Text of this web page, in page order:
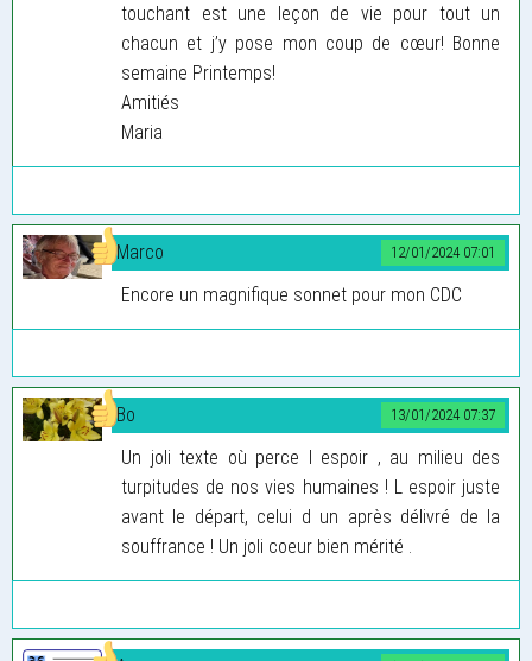
touchant est une leçon de vie pour tout un
chacun et j’y pose mon coup de cœur! Bonne
semaine Printemps!
Amitiés
Maria
12/01/2024 07:01
Marco
Encore un magnifique sonnet pour mon CDC
13/01/2024 07:37
Bo
Un joli texte où perce l espoir , au milieu des
turpitudes de nos vies humaines ! L espoir juste
avant le départ, celui d un après délivré de la
souffrance ! Un joli coeur bien mérité .